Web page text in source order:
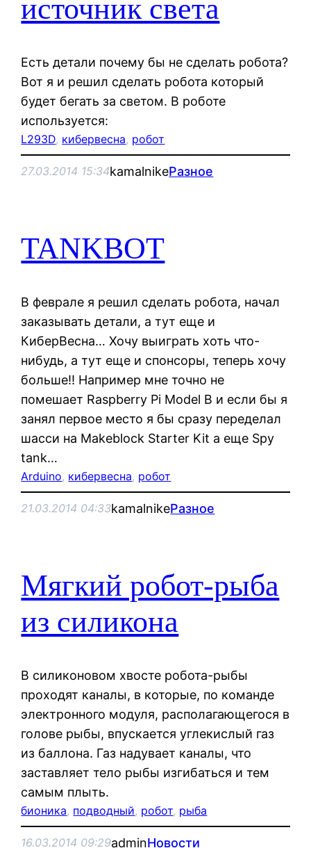
источник света
Есть детали почему бы не сделать робота?
Вот я и решил сделать робота который
будет бегать за светом. В роботе
используется:
L293D, кибервесна, робот
27.03.2014 15:34kamalnikeРазное
TANKBOT
В феврале я решил сделать робота, начал
заказывать детали, а тут еще и
КиберВесна… Хочу выиграть хоть что-
нибудь, а тут еще и спонсоры, теперь хочу
больше!! Например мне точно не
помешает Raspberry Pi Model B и если бы я
занял первое место я бы сразу переделал
шасси на Makeblock Starter Kit а еще Spy
tank…
Arduino, кибервесна, робот
21.03.2014 04:33kamalnikeРазное
Мягкий робот-рыба
из силикона
В силиконовом хвосте робота-рыбы
проходят каналы, в которые, по команде
электронного модуля, располагающегося в
голове рыбы, впускается углекислый газ
из баллона. Газ надувает каналы, что
заставляет тело рыбы изгибаться и тем
самым плыть.
бионика, подводный, робот, рыба
16.03.2014 09:29adminНовости